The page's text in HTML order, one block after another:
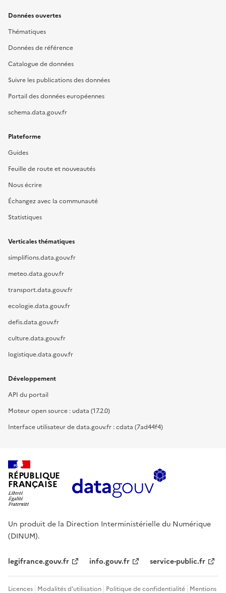
Données ouvertes
Thématiques
Données de référence
Catalogue de données
Suivre les publications des données
Portail des données européennes
schema.data.gouv.fr
Plateforme
Guides
Feuille de route et nouveautés
Nous écrire
Échangez avec la communauté
Statistiques
Verticales thématiques
simplifions.data.gouv.fr
meteo.data.gouv.fr
transport.data.gouv.fr
ecologie.data.gouv.fr
defis.data.gouv.fr
culture.data.gouv.fr
logistique.data.gouv.fr
Développement
API du portail
Moteur open source : udata (17.2.0)
Interface utilisateur de data.gouv.fr : cdata (7ad44f4)
RÉPUBLIQUE
FRANÇAISE
Un produit de la Direction Interministérielle du Numérique
(DINUM).
legifrance.gouv.fr info.gouv.fr service-public.fr
Licences Modalités d'utilisation Politique de confidentialité Mentions